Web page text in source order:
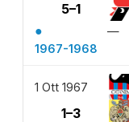
5–1
●
—
1967-1968
1 Ott 1967
1–3